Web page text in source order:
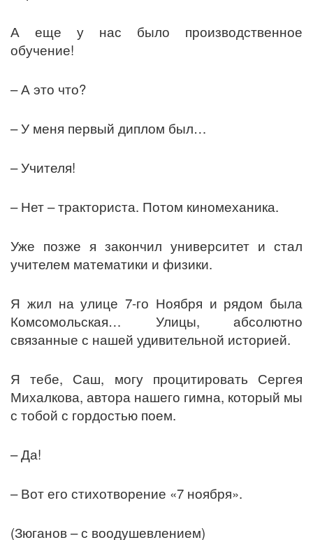
А еще у нас было производственное
обучение!
– А это что?
– У меня первый диплом был…
– Учителя!
– Нет – тракториста. Потом киномеханика.
Уже позже я закончил университет и стал
учителем математики и физики.
Я жил на улице 7-го Ноября и рядом была
Комсомольская… Улицы, абсолютно
связанные с нашей удивительной историей.
Я тебе, Саш, могу процитировать Сергея
Михалкова, автора нашего гимна, который мы
с тобой с гордостью поем.
– Да!
– Вот его стихотворение «7 ноября».
(Зюганов – с воодушевлением)